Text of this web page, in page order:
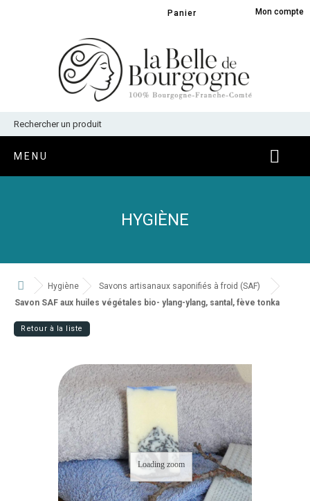
Mon compte
Panier
MENU
HYGIÈNE
Hygiène
Savons artisanaux saponifiés à froid (SAF)
Savon SAF aux huiles végétales bio- ylang-ylang, santal, fève tonka
Retour à la liste
Loading zoom